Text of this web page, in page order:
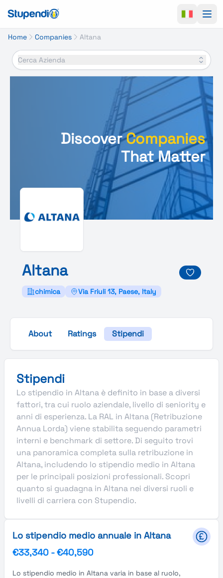
Home Companies Altana
Cerca Azienda
DiscoverCompanies
That Matter
Altana
chimica Via Friuli 13, Paese, Italy
About Ratings Stipendi
Stipendi
Lo stipendio in Altana è definito in base a diversi
fattori, tra cui ruolo aziendale, livello di seniority e
anni di esperienza. La RAL in Altana (Retribuzione
Annua Lorda) viene stabilita seguendo parametri
interni e benchmark di settore. Di seguito trovi
una panoramica completa sulla retribuzione in
Altana, includendo lo stipendio medio in Altana
per le principali posizioni professionali. Scopri
quanto si guadagna in Altana nei diversi ruoli e
livelli di carriera con Stupendio.
Lo stipendio medio annuale in Altana
€33,340 -€40,590
Lo stipendio medio in Altana varia in base al ruolo,